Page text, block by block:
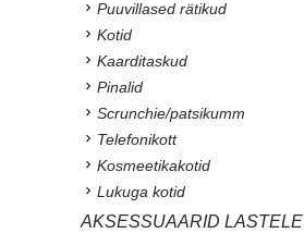
Puuvillased rätikud
Kotid
Kaarditaskud
Pinalid
Scrunchie/patsikumm
Telefonikott
Kosmeetikakotid
Lukuga kotid
AKSESSUAARID LASTELE